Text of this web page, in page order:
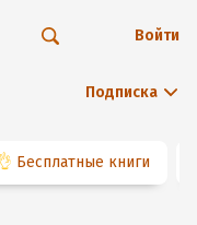
Подписка
Войти
Бесплатные книги